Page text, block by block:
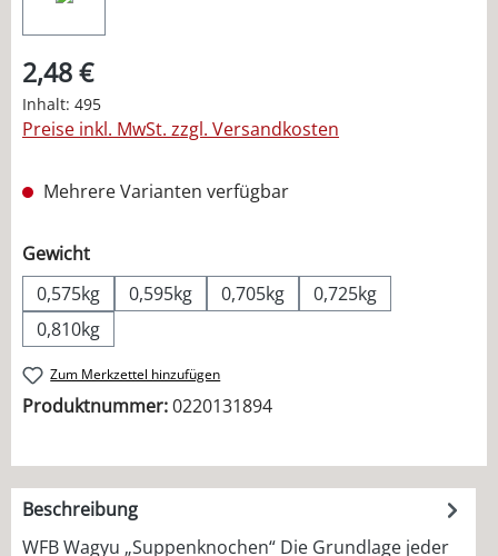
2,48 €
Inhalt: 495
Preise inkl. MwSt. zzgl. Versandkosten
Mehrere Varianten verfügbar
Gewichtauswählen
0,575kg
0,595kg 0,705kg
0,725kg
0,810kg
Zum Merkzettel hinzufügen
Produktnummer:0220131894
Beschreibung
WFB Wagyu „Suppenknochen“ Die Grundlage jeder